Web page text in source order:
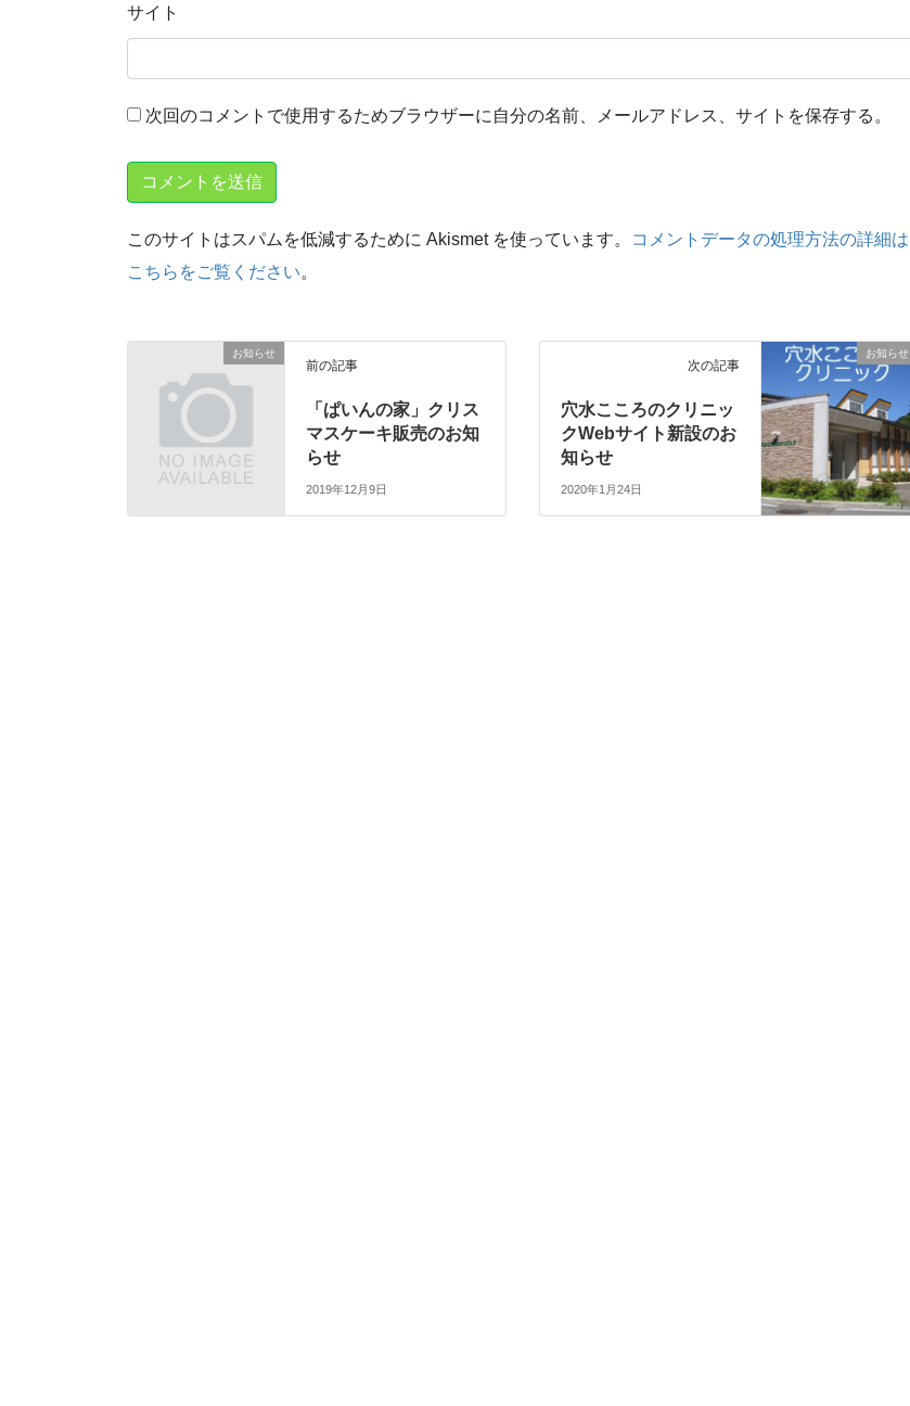
サイト
次回のコメントで使用するためブラウザーに自分の名前、メールアドレス、サイトを保存する。
このサイトはスパムを低減するために Akismet を使っています。
コメントデータの処理方法の詳細は
こちらをご覧ください。
お知らせ
前の記事
「ぱいんの家」クリス
マスケーキ販売のお知
らせ
2019年12月9日
お知らせ
次の記事
穴水こころのクリニッ
クWebサイト新設のお
知らせ
2020年1月24日